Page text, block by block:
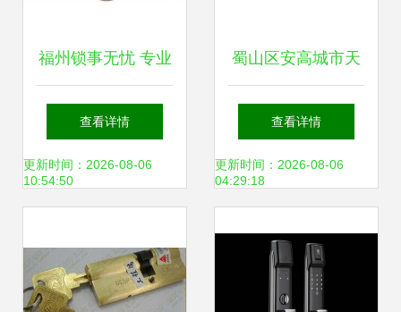
福州锁事无忧 专业
开锁换芯，智能锁
具销售维修一站式
查看详情
更新时间：2026-08-06
10:54:50
蜀山区安高城市天
地及望江路周边开
锁换锁与锁具服务
查看详情
更新时间：2026-08-06
04:29:18